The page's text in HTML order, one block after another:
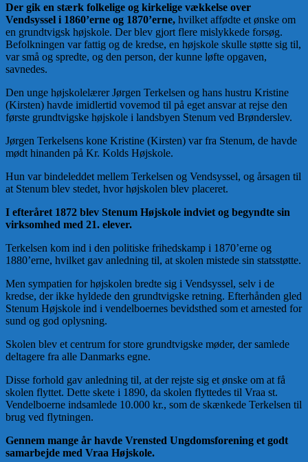
Der gik en stærk folkelige og kirkelige vækkelse over
Vendsyssel i 1860’erne og 1870’erne, hvilket affødte et ønske om
en grundtvigsk højskole. Der blev gjort flere mislykkede forsøg.
Befolkningen var fattig og de kredse, en højskole skulle støtte sig til,
var små og spredte, og den person, der kunne løfte opgaven,
savnedes.
Den unge højskolelærer Jørgen Terkelsen og hans hustru Kristine
(Kirsten) havde imidlertid vovemod til på eget ansvar at rejse den
første grundtvigske højskole i landsbyen Stenum ved Brønderslev.
Jørgen Terkelsens kone Kristine (Kirsten) var fra Stenum, de havde
mødt hinanden på Kr. Kolds Højskole.
Hun var bindeleddet mellem Terkelsen og Vendsyssel, og årsagen til
at Stenum blev stedet, hvor højskolen blev placeret.
I efteråret 1872 blev Stenum Højskole indviet og begyndte sin
virksomhed med 21. elever.
Terkelsen kom ind i den politiske frihedskamp i 1870’erne og
1880’erne, hvilket gav anledning til, at skolen mistede sin statsstøtte.
Men sympatien for højskolen bredte sig i Vendsyssel, selv i de
kredse, der ikke hyldede den grundtvigske retning. Efterhånden gled
Stenum Højskole ind i vendelboernes bevidsthed som et arnested for
sund og god oplysning.
Skolen blev et centrum for store grundtvigske møder, der samlede
deltagere fra alle Danmarks egne.
Disse forhold gav anledning til, at der rejste sig et ønske om at få
skolen flyttet. Dette skete i 1890, da skolen flyttedes til Vraa st.
Vendelboerne indsamlede 10.000 kr., som de skænkede Terkelsen til
brug ved flytningen.
Gennem mange år havde Vrensted Ungdomsforening et godt
samarbejde med Vraa Højskole.